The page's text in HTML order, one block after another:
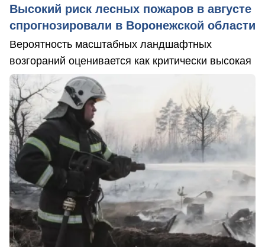
Высокий риск лесных пожаров в августе
спрогнозировали в Воронежской области
Вероятность масштабных ландшафтных
возгораний оценивается как критически высокая